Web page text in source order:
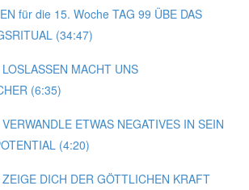
für die 15. Woche TAG 99 ÜBE DAS
(34:47)
MACHT UNS
(6:35)
ETWAS NEGATIVES IN SEIN
(4:20)
DICH DER GÖTTLICHEN KRAFT